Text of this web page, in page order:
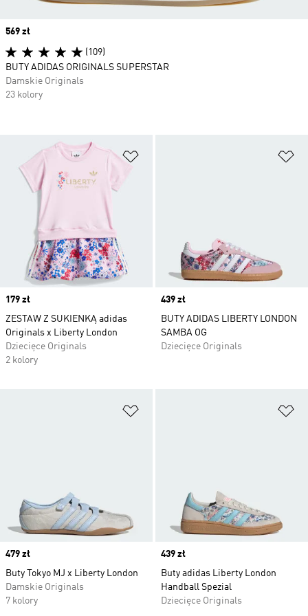
Price
179 zł
ZESTAW Z SUKIENKĄ adidas
Originals x Liberty London
Dziecięce Originals
2 kolory
Price
439 zł
BUTY ADIDAS LIBERTY LONDON
SAMBA OG
Dziecięce Originals
Price
479 zł
Buty Tokyo MJ x Liberty London
Damskie Originals
7 kolory
Price
439 zł
Buty adidas Liberty London
Handball Spezial
Dziecięce Originals
Price
569 zł
(109)
BUTY ADIDAS ORIGINALS SUPERSTAR
Damskie Originals
23 kolory